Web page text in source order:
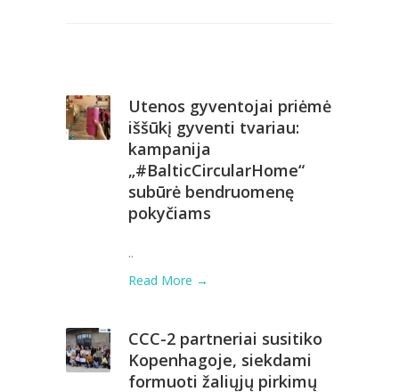
Utenos gyventojai priėmė
iššūkį gyventi tvariau:
kampanija
„#BalticCircularHome“
subūrė bendruomenę
pokyčiams
..
Read More →
CCC-2 partneriai susitiko
Kopenhagoje, siekdami
formuoti žaliųjų pirkimų